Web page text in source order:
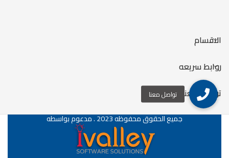
الاقسام
روابط سريعه
تواصل معنا
جميع الحقوق محفوظه 2023 . مدعوم بواسطه